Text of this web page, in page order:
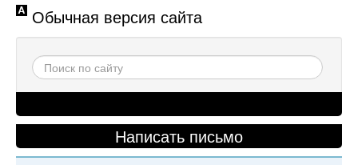
Обычная версия сайта
Написать письмо